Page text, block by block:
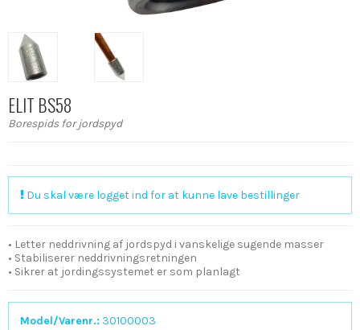
ELIT BS58
Borespids for jordspyd
Du skal være logget ind for at kunne lave bestillinger
• Letter neddrivning af jordspyd i vanskelige sugende masser
• Stabiliserer neddrivningsretningen
• Sikrer at jordingssystemet er som planlagt
Model/Varenr.: 30100003